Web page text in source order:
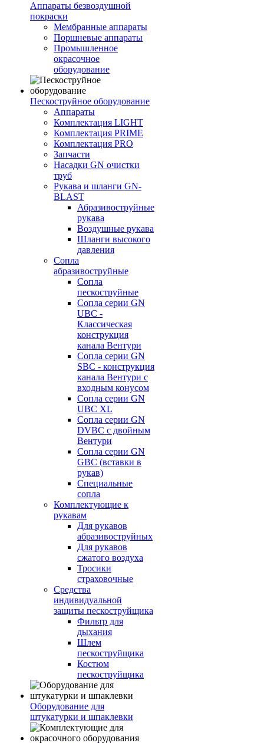
Аппараты безвоздушной
покраски
Мембранные аппараты
Поршневые аппараты
Промышленное
окрасочное
оборудование
Пескоструйное оборудование
Аппараты
Комплектация LIGHT
Комплектация PRIME
Комплектация PRO
Запчасти
Насадки GN очистки
труб
Рукава и шланги GN-
BLAST
Абразивоструйные
рукава
Воздушные рукава
Шланги высокого
давления
Сопла
абразивоструйные
Сопла
пескоструйные
Сопла серии GN
UBC -
Классическая
конструкция
канала Вентури
Сопла серии GN
SBC - конструкция
канала Вентури c
входным конусом
Сопла серии GN
UBC XL
Сопла серии GN
DVBC с двойным
Вентури
Сопла серии GN
GBC (вставки в
рукав)
Специальные
сопла
Комплектующие к
рукавам
Для рукавов
абразивоструйных
Для рукавов
сжатого воздуха
Тросики
страховочные
Средства
индивидуальной
защиты пескоструйщика
Фильтр для
дыхания
Шлем
пескоструйщика
Костюм
пескоструйщика
Оборудование для
штукатурки и шпаклевки